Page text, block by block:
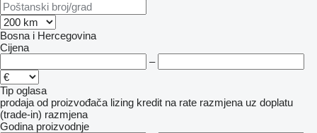
Bosna i Hercegovina
Cijena
–
Tip oglasa
prodaja od proizvođača lizing kredit na rate razmjena uz doplatu
(trade-in) razmjena
Godina proizvodnje